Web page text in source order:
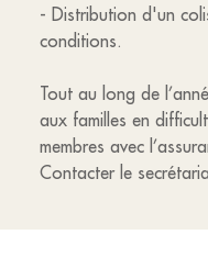
- Distribution d'un
conditions.
Tout au long de
aux familles en
membres avec
Contacter le